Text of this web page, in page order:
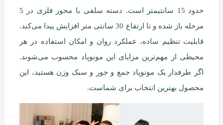
حدود 15 سانتیمتر است. دسته سلفی با محور فلزی در 5
مرحله باز شده و تا ارتفاع 30 سانتی متر افزایش پیدا می‌کند.
قابلیت تنظیم ساده، عملکرد روان و امکان استفاده در هر
محیطی از مهم‌ترین مزایای این مونوپاد محسوب می‌شوند.
اگر طرفدار یک مونوپاد جمع و جور و سبک وزن هستید، این
محصول بهترین انتخاب برای شماست.